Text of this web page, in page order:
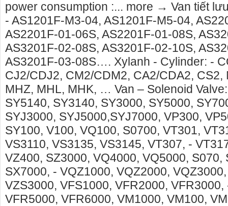
power consumption :... more → Van tiết
- AS1201F-M3-04, AS1201F-M5-04,
AS2201F-01-06S, AS2201F-01-08S,
AS3201F-02-08S, AS3201F-02-10S,
AS3201F-03-08S…. Xylanh - Cylinder: -
CJ2/CDJ2, CM2/CDM2, CA2/CDA2, CS2,
MHZ, MHL, MHK, … Van – Solenoid
SY5140, SY3140, SY3000, SY5000,
SYJ3000, SYJ5000,SYJ7000, VP300,
SY100, V100, VQ100, S0700, VT301,
VS3110, VS3135, VS3145, VT307, -
VZ400, SZ3000, VQ4000, VQ5000, S070,
SX7000, - VQZ1000, VQZ2000,
VZS3000, VFS1000, VFR2000, VFR3000,
VFR5000, VFR6000, VM1000, VM100,